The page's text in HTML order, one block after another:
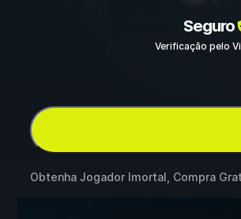
Seguro
Verificação pelo
Obtenha Jogador Imortal, Compra